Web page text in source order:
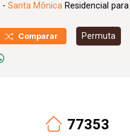
- Santa Mônica Residencial
Comparar Permuta
77353